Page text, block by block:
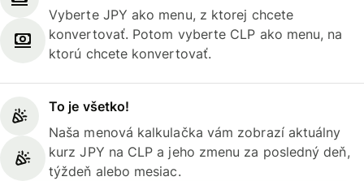
Vyberte JPY ako menu, z ktorej chcete
konvertovať. Potom vyberte CLP ako menu, na
ktorú chcete konvertovať.
To je všetko!
Naša menová kalkulačka vám zobrazí aktuálny
kurz JPY na CLP a jeho zmenu za posledný deň,
týždeň alebo mesiac.